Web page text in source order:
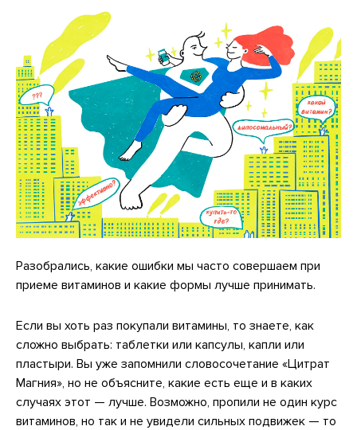
Разобрались, какие ошибки мы часто совершаем при
приеме витаминов и какие формы лучше принимать.
Если вы хоть раз покупали витамины, то знаете, как
сложно выбрать: таблетки или капсулы, капли или
пластыри. Вы уже запомнили словосочетание «Цитрат
Магния», но не объясните, какие есть еще и в каких
случаях этот — лучше. Возможно, пропили не один курс
витаминов, но так и не увидели сильных подвижек — то